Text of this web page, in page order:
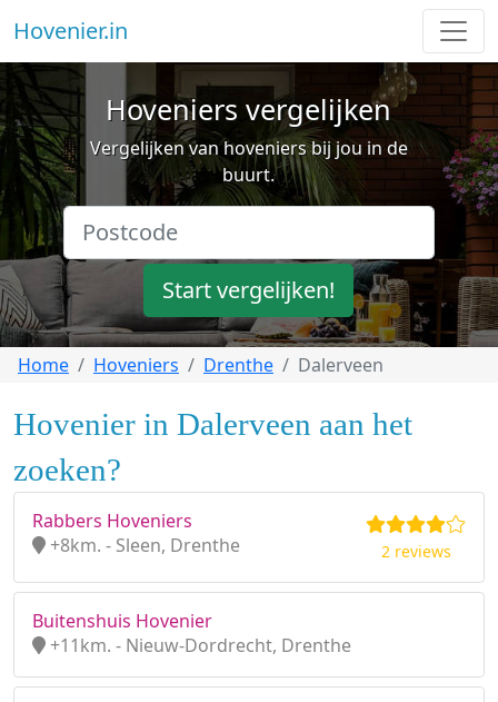
Hovenier.in
Hoveniers vergelijken
Vergelijken van hoveniers bij jou in de
buurt.
Start vergelijken!
Home Hoveniers Drenthe Dalerveen
Hovenier in Dalerveen aan het
zoeken?
Rabbers Hoveniers
+8km. - Sleen, Drenthe
2 reviews
Buitenshuis Hovenier
+11km. - Nieuw-Dordrecht, Drenthe